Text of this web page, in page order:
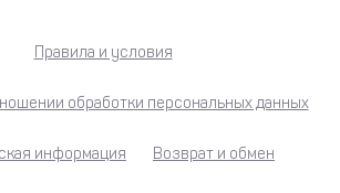
Правила и условия
обработки персональных данных
информация Возврат и обмен